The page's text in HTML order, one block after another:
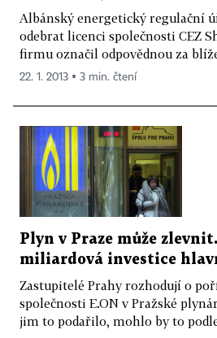
Albánský energetický regulační
odebrat licenci společnosti CEZ
firmu označil odpovědnou za
22. 1. 2013 ▪ 3 min. čtení
Plyn v Praze může
miliardová investice
Zastupitelé Prahy rozhodují o
společnosti E.ON v Pražské
jim to podařilo, mohlo by to